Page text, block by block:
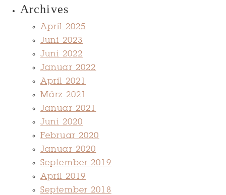
Archives
April 2025
Juni 2023
Juni 2022
Januar 2022
April 2021
März 2021
Januar 2021
Juni 2020
Februar 2020
Januar 2020
September 2019
April 2019
September 2018